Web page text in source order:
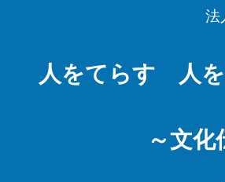
法
人をてらす 人
～文化